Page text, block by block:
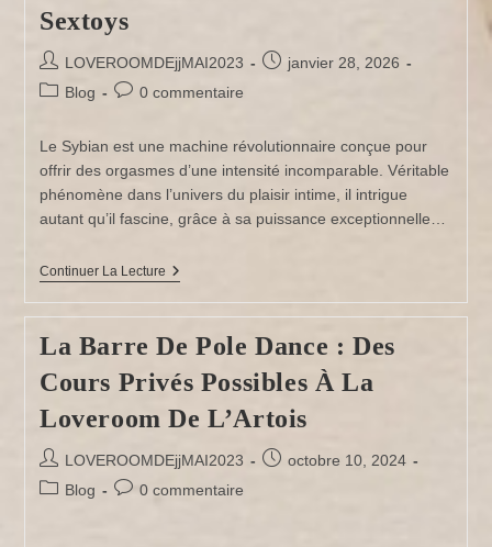
Sextoys
Auteur/autrice
de
LOVEROOMDEjjMAI2023
Publication
janvier 28, 2026
PostBlog
Commentaires
0 commentaire
Le Sybian est une machine révolutionnaire conçue pour
offrir des orgasmes d’une intensité incomparable. Véritable
phénomène dans l’univers du plaisir intime, il intrigue
autant qu’il fascine, grâce à sa puissance exceptionnelle…
Continuer La LectureLe
La Rolls-
Des
Sextoys
La Barre De Pole Dance : Des
Cours Privés Possibles À La
Loveroom De L’Artois
Auteur/autrice
de
LOVEROOMDEjjMAI2023
Publication
octobre 10, 2024
PostBlog
Commentaires
0 commentaire